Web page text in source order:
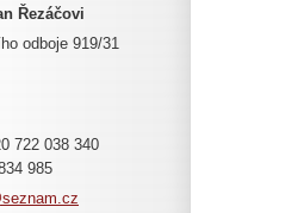
Řezáčovi
odboje 919/31
722 038 340
985
cz